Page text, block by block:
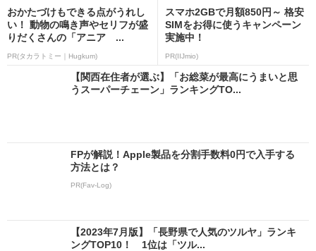
おかたづけもできる点がうれし
い！ 動物の鳴き声やセリフが盛
りだくさんの「アニア ...
PR(タカラトミー｜Hugkum)
スマホ2GBで月額850円～ 格安
SIMをお得に使うキャンペーン
実施中！
PR(IIJmio)
【関西在住者が選ぶ】「お総菜が最高にうまいと思
うスーパーチェーン」ランキングTO...
FPが解説！Apple製品を分割手数料0円で入手する
方法とは？
PR(Fav-Log)
【2023年7月版】「長野県で人気のツルヤ」ランキ
ングTOP10！ 1位は「ツル...